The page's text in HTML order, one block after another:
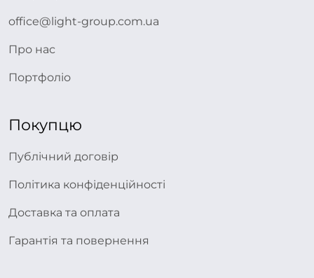
office@light-group.com.ua
Про нас
Портфоліо
Покупцю
Публічний договір
Політика конфіденційності
Доставка та оплата
Гарантія та повернення